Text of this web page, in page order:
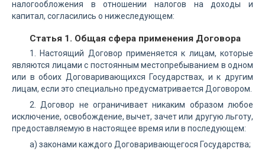
налогообложения в отношении налогов на доходы и
капитал, согласились о нижеследующем:
Статья 1. Общая сфера применения Договора
1. Настоящий Договор применяется к лицам, которые
являются лицами с постоянным местопребыванием в одном
или в обоих Договаривающихся Государствах, и к другим
лицам, если это специально предусматривается Договором.
2. Договор не ограничивает никаким образом любое
исключение, освобождение, вычет, зачет или другую льготу,
предоставляемую в настоящее время или в последующем:
a) законами каждого Договаривающегося Государства;